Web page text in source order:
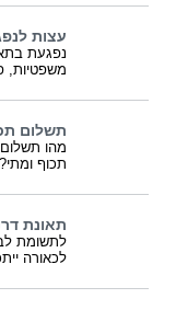
עצות
נפגעת
משפטיות,
תשלום
מהו
תכוף
תאונת
לתשומת
לכאורה